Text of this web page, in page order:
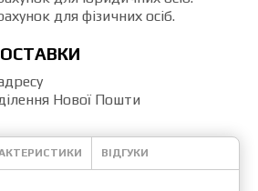
для фізичних осіб.
Нової Пошти
ВІДГУКИ